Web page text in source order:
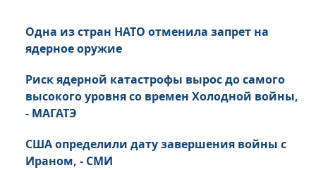
Одна из стран НАТО отменила запрет на
ядерное оружие
Риск ядерной катастрофы вырос до самого
высокого уровня со времен Холодной войны,
- МАГАТЭ
США определили дату завершения войны с
Ираном, - СМИ